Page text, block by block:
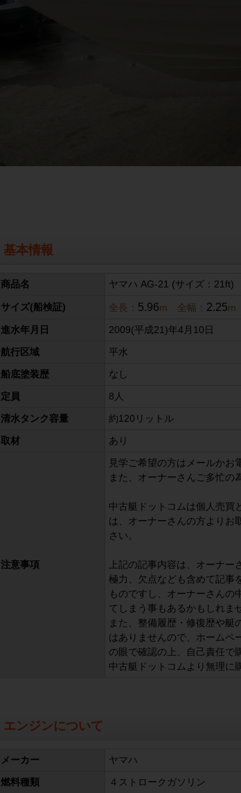
基本情報
商品名 ヤマハ AG-21 (サイズ：21ft)
サイズ(船検証) 全長： 5.96m 全幅： 2.25m
進水年月日 2009(平成21)年4月10日
航行区域 平水
船底塗装歴 なし
定員 8人
清水タンク容量 約120リットル
取材 あり
注意事項
見学ご希望の方はメールかお
また、オーナーさんご多忙の
中古艇ドットコムは個人売買
は、オーナーさんの方よりお
さい。
上記の記事内容は、オーナー
極力、欠点なども含めて記事
ものですし、オーナーさんの
てしまう事もあるかもしれま
また、整備履歴・修復歴や艇
はありませんので、ホームペ
の眼で確認の上、自己責任で
中古艇ドットコムより無理に
エンジンについて
メーカー ヤマハ
燃料種類 ４ストロークガソリン